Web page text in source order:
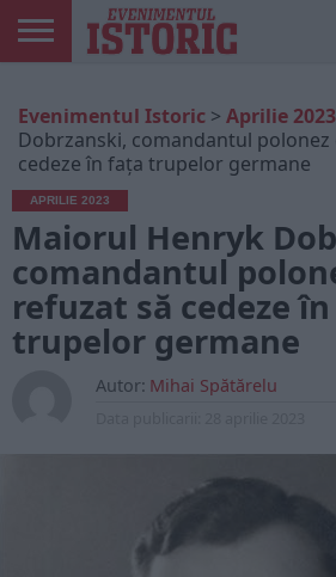
ONLINE
EDIȚII
TIPĂRITE
ISTORIC
PLAY
CONTUL
MEU
Evenimentul Istoric > Aprilie 2023
Dobrzanski, comandantul polonez
cedeze în fața trupelor germane
APRILIE 2023
Maiorul Henryk
comandantul
refuzat să cedeze
trupelor germane
Autor: Mihai Spătărelu